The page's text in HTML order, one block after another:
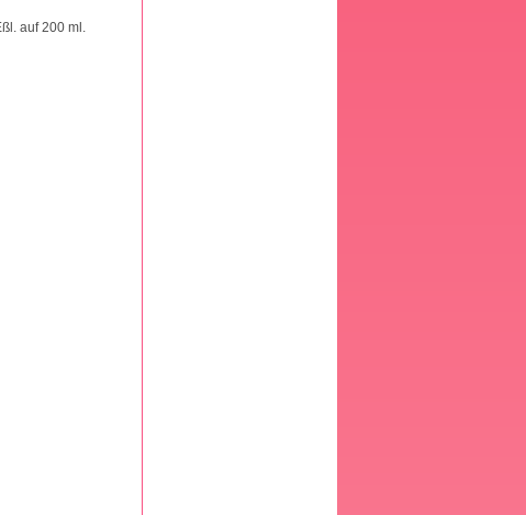
auf 200 ml.